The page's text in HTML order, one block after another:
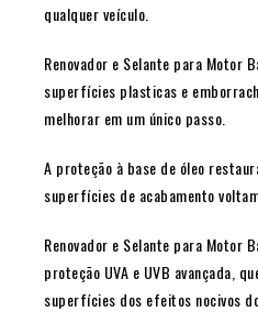
qualquer veículo.
Renovador e Selante para Motor
superfícies plasticas e
melhorar em um único passo.
A proteção à base de óleo
superfícies de acabamento
Renovador e Selante para Motor
proteção UVA e UVB avançada,
superfícies dos efeitos nocivos